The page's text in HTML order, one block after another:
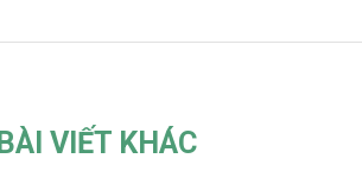
BÀI VIẾT KHÁC